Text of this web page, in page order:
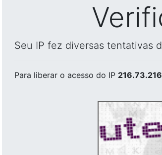
Seu IP fez diversas tentativas
Para liberar o acesso do IP